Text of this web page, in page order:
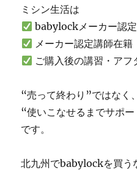
ミシン生活は
babylockメーカー認
メーカー認定講師在籍
ご購入後の講習・アフ
“売って終わり”ではなく、
“使いこなせるまでサポ
です。
北九州でbabylockを買う